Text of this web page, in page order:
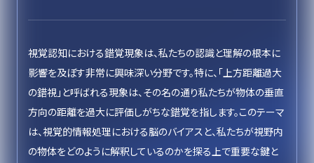
視覚認知における錯覚現象は、私たちの認識と理解の根本に
影響を及ぼす非常に興味深い分野です。特に、「上方距離過大
の錯視」と呼ばれる現象は、その名の通り私たちが物体の垂直
方向の距離を過大に評価しがちな錯覚を指します。このテーマ
は、視覚的情報処理における脳のバイアスと、私たちが視野内
の物体をどのように解釈しているのかを探る上で重要な鍵と